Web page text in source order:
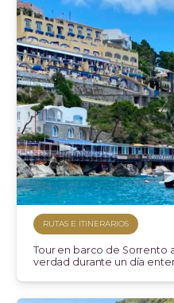
RUTAS E ITINERARIOS
Tour en barco de Sorrento
verdad durante un día